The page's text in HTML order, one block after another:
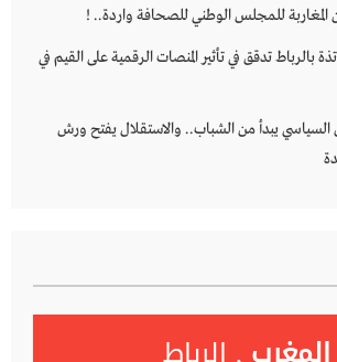
للمجلس الوطني للصحافة واردة.. !
بالرباط تدقق في تأثير المنصات الرقمية على القيم في
يبدأ من الشباب.. والاستقلال يفتح ورش